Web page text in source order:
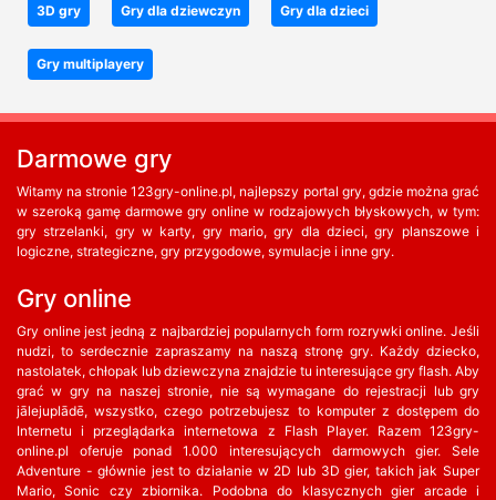
3D gry Gry dla dziewczyn Gry dla dzieci
Gry multiplayery
Darmowe gry
Witamy na stronie 123gry-online.pl, najlepszy portal gry, gdzie można grać
w szeroką gamę darmowe gry online w rodzajowych błyskowych, w tym:
gry strzelanki, gry w karty, gry mario, gry dla dzieci, gry planszowe i
logiczne, strategiczne, gry przygodowe, symulacje i inne gry.
Gry online
Gry online jest jedną z najbardziej popularnych form rozrywki online. Jeśli
nudzi, to serdecznie zapraszamy na naszą stronę gry. Każdy dziecko,
nastolatek, chłopak lub dziewczyna znajdzie tu interesujące gry flash. Aby
grać w gry na naszej stronie, nie są wymagane do rejestracji lub gry
jālejuplādē, wszystko, czego potrzebujesz to komputer z dostępem do
Internetu i przeglądarka internetowa z Flash Player. Razem 123gry-
online.pl oferuje ponad 1.000 interesujących darmowych gier. Sele
Adventure - głównie jest to działanie w 2D lub 3D gier, takich jak Super
Mario, Sonic czy zbiornika. Podobna do klasycznych gier arcade i